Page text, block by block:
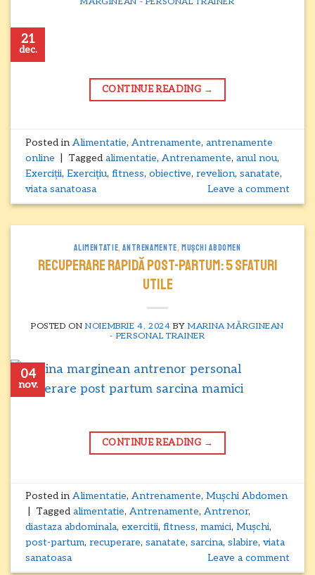
21
dec.
CONTINUE READING →
Posted inAlimentatie,Antrenamente,antrenamente
online
Taggedalimentatie,Antrenamente,anul nou,
Exerciții,Exercițiu,fitness,obiective,revelion,sanatate,
viata sanatoasa
Leave a comment
ALIMENTATIE,ANTRENAMENTE,MUȘCHI ABDOMEN
Recuperare RAPIDĂ POST-PARTUM: 5 sfaturi
utile
POSTED ONNOIEMBRIE 4, 2024 BYMARINA MĂRGINEAN
- PERSONAL TRAINER
04
nov.
CONTINUE READING →
Posted inAlimentatie,Antrenamente,Mușchi Abdomen
Taggedalimentatie,Antrenamente,Antrenor,
diastaza abdominala,exercitii,fitness,mamici,Mușchi,
post-partum,recuperare,sanatate,sarcina,slabire,viata
sanatoasa
Leave a comment